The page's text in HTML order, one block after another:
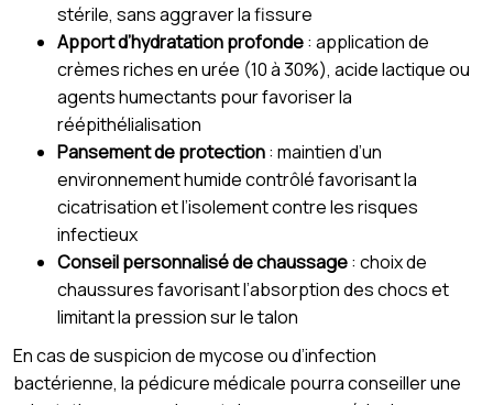
stérile, sans aggraver la fissure
Apport d’hydratation profonde: application de
crèmes riches en urée (10 à 30%), acide lactique ou
agents humectants pour favoriser la
réépithélialisation
Pansement de protection: maintien d’un
environnement humide contrôlé favorisant la
cicatrisation et l’isolement contre les risques
infectieux
Conseil personnalisé de chaussage: choix de
chaussures favorisant l’absorption des chocs et
limitant la pression sur le talon
En cas de suspicion de mycose ou d’infection
bactérienne, la pédicure médicale pourra conseiller une